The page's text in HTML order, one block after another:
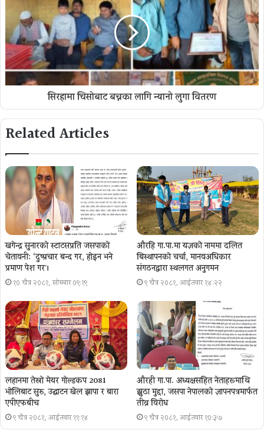
सिरहामा चिसोबाट बच्नका लागि न्यानो लुगा वितरण
Related Articles
खगेन्द्र सुनारको स्टाटसप्रति जसपाको
चेतावनी: ‘दुष्प्रचार बन्द गर, होइन भने
प्रमाण पेश गर´।
१० चैत्र २०८१, सोमबार ०९:१९
औरहि गा.पा.मा यज्ञकाे नाममा दलित
बिस्थापनकाे चर्चा, मानवअधिकार
संगठनद्वारा स्थलगत अनुगमन
९ चैत्र २०८१, आईतवार १४:२२
लहानमा तेस्रो मेयर गोल्डकप 2081
भोलिबाट सुरु, उद्घाटन खेल झापा र बारा
एपीएफबीच
९ चैत्र २०८१, आईतवार ११:१४
औरही गा.पा. अध्यक्षसहित नेताहरूमाथि
झुठा मुद्दा, जसपा नेपालको ज्ञापनपत्रमार्फत
तीव्र विरोध
९ चैत्र २०८१, आईतवार १०:३७